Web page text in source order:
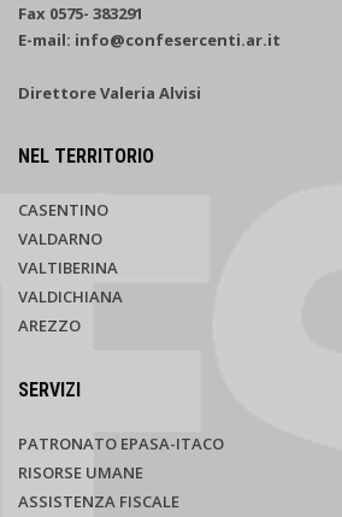
Fax 0575- 383291
E-mail: info@confesercenti.ar.it
Direttore Valeria Alvisi
NEL TERRITORIO
CASENTINO
VALDARNO
VALTIBERINA
VALDICHIANA
AREZZO
SERVIZI
PATRONATO EPASA-ITACO
RISORSE UMANE
ASSISTENZA FISCALE